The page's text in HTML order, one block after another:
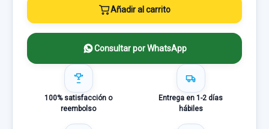
Añadir al carrito
Consultar por WhatsApp
100% satisfacción o
reembolso
Entrega en 1-2 días
hábiles